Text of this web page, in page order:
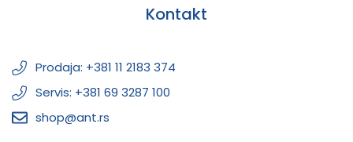
Kontakt
Prodaja: +381 11 2183 374
Servis: +381 69 3287 100
shop@ant.rs